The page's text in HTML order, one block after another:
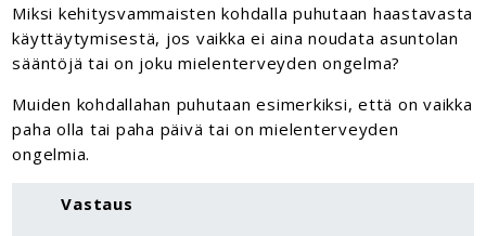
Miksi kehitysvammaisten kohdalla puhutaan haastavasta
käyttäytymisestä, jos vaikka ei aina noudata asuntolan
sääntöjä tai on joku mielenterveyden ongelma?
Muiden kohdallahan puhutaan esimerkiksi, että on vaikka
paha olla tai paha päivä tai on mielenterveyden
ongelmia.
Vastaus